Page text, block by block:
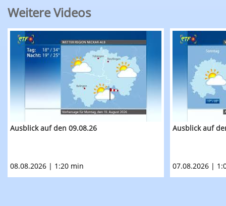
Weitere Videos
RTF.1-Wetter: Ausblick auf den 09.08.26
Ausblick auf den 09.08.26
08.08.2026 | 1:20 min
RTF.1-
Ausblick auf
07.08.2026 |